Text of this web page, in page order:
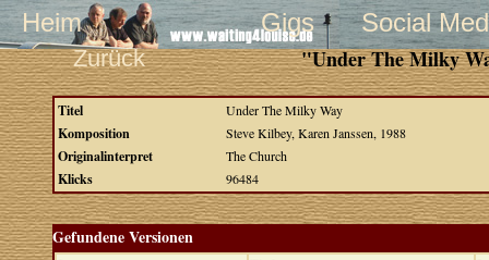
Heim Gigs Social
Zurück "Under The Milky
Titel Under The Milky Way
Komposition Steve Kilbey, Karen Janssen, 1988
Originalinterpret The Church
Klicks 96484
Gefundene Versionen